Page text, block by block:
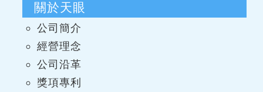
關於天眼
公司簡介
經營理念
公司沿革
獎項專利